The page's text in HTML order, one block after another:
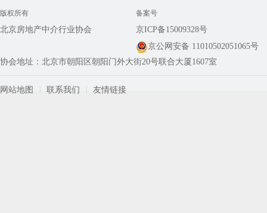
版权所有
北京房地产中介行业协会
备案号
京ICP备15009328号
京公网安备 11010502051065号
协会地址：北京市朝阳区朝阳门外大街20号联合大厦1607室
网站地图 联系我们 友情链接